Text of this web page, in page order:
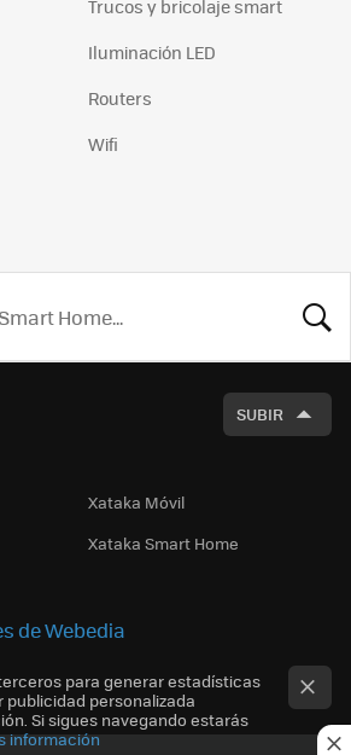
Trucos y bricolaje smart
Iluminación LED
Routers
Wifi
SUBIR
Xataka Móvil
Xataka Smart Home
de Webedia
para generar estadísticas
personalizada
Si sigues navegando estarás
información